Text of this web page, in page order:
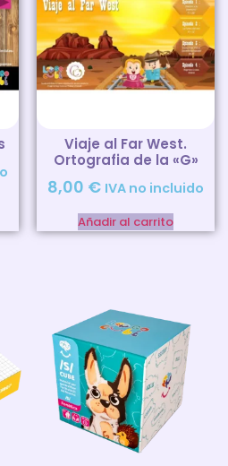
Viaje al Far West.
Ortografia de la «G»
8,00 € IVA no incluido
Añadir al carrito